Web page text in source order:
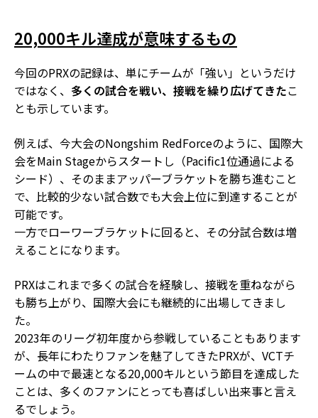
20,000キル達成が意味するもの
今回のPRXの記録は、単にチームが「強い」というだけ
ではなく、 多くの試合を戦い、接戦を繰り広げてきたこ
とも示しています。
例えば、今大会のNongshim RedForceのように、国際大
会をMain Stageからスタートし（Pacific1位通過による
シード）、そのままアッパーブラケットを勝ち進むこと
で、比較的少ない試合数でも大会上位に到達することが
可能です。
一方でローワーブラケットに回ると、その分試合数は増
えることになります。
PRXはこれまで多くの試合を経験し、接戦を重ねながら
も勝ち上がり、国際大会にも継続的に出場してきまし
た。
2023年のリーグ初年度から参戦していることもあります
が、長年にわたりファンを魅了してきたPRXが、VCTチ
ームの中で最速となる20,000キルという節目を達成した
ことは、多くのファンにとっても喜ばしい出来事と言え
るでしょう。